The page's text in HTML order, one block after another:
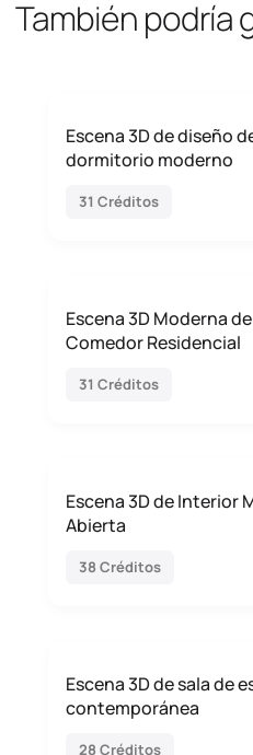
También podría
Escena 3D de diseño
dormitorio moderno
31 Créditos
Escena 3D Moderna
Comedor Residencial
31 Créditos
Escena 3D de Interior
Abierta
38 Créditos
Escena 3D de sala de
contemporánea
28 Créditos